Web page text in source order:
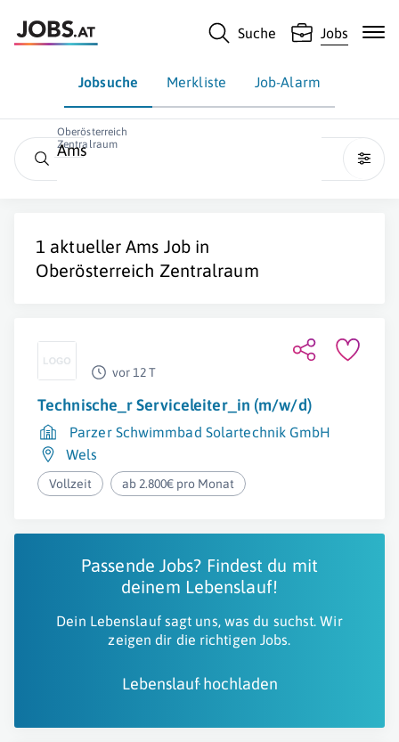
Suche Jobs
Jobsuche Merkliste Job-Alarm
Oberösterreich
Zentralraum
Ams
1 aktuellerAms Job in
Oberösterreich Zentralraum
vor 12 T
Technische_r Serviceleiter_in (m/w/d)
Parzer Schwimmbad Solartechnik GmbH
Wels
Vollzeit ab 2.800€ pro Monat
Passende Jobs? Findest du mit
deinem Lebenslauf!
Dein Lebenslauf sagt uns, was du suchst. Wir
zeigen dir die richtigen Jobs.
Lebenslauf hochladen